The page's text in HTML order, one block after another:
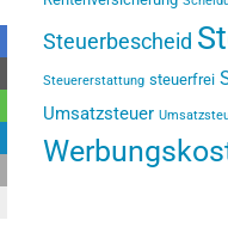
Steuerbescheid
Steuererstattung steuerfrei
Umsatzsteuer